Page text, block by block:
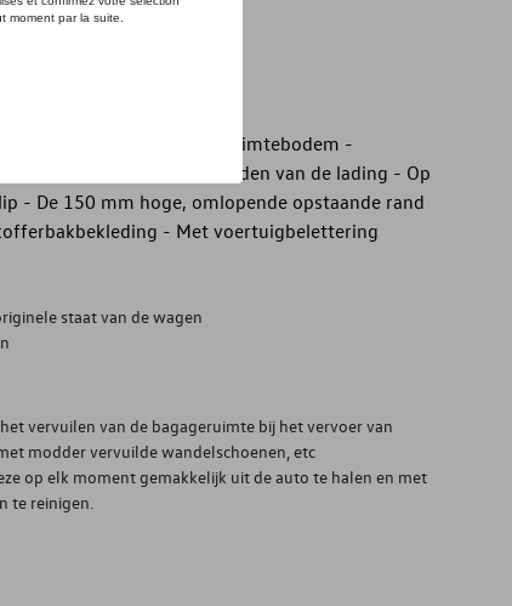
- Voor lage bagageruimtebodem -
vuil - Voorkomt het wegglijden van de lading - Op
- De 150 mm hoge, omlopende opstaande rand
- Met voertuigbelettering
staat van de wagen
vervuilen van de bagageruimte bij het vervoer van
modder vervuilde wandelschoenen, etc
op elk moment gemakkelijk uit de auto te halen en met
te reinigen.